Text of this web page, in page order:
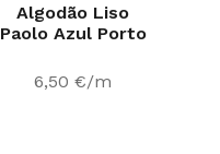
Algodão Liso
Paolo Azul Porto
6,50 €/m